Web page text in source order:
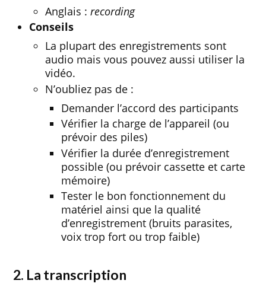
Anglais : recording
Conseils
La plupart des enregistrements sont
audio mais vous pouvez aussi utiliser la
vidéo.
N’oubliez pas de :
Demander l’accord des participants
Vérifier la charge de l’appareil (ou
prévoir des piles)
Vérifier la durée d’enregistrement
possible (ou prévoir cassette et carte
mémoire)
Tester le bon fonctionnement du
matériel ainsi que la qualité
d’enregistrement (bruits parasites,
voix trop fort ou trop faible)
2. La transcription